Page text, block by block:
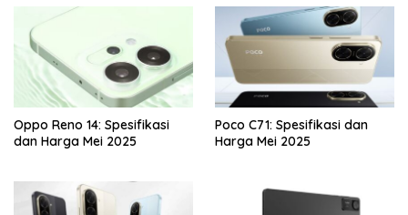
Oppo Reno 14: Spesifikasi
dan Harga Mei 2025
Poco C71: Spesifikasi dan
Harga Mei 2025